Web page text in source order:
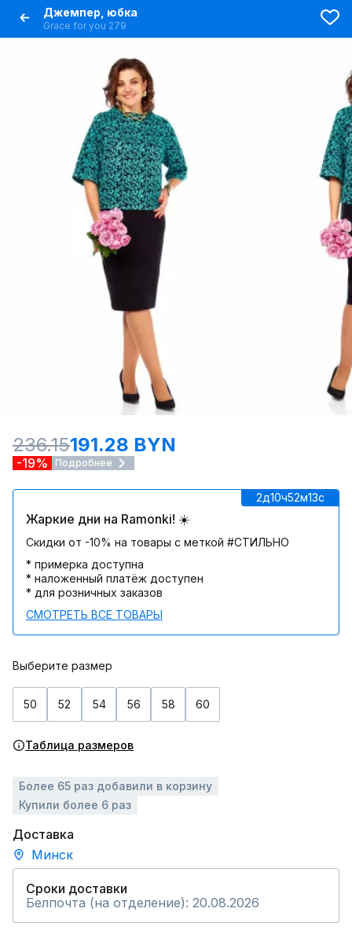
Джемпер, юбка
Grace for you 279
236.15191.28 BYN
-19% Подробнее
2д10ч52м13c
Жаркие дни на Ramonki! ☀️
Скидки от -10% на товары с меткой #СТИЛЬНО
* примерка доступна
* наложенный платёж доступен
* для розничных заказов
СМОТРЕТЬ ВСЕ ТОВАРЫ
Выберите размер
50 52 54 56 58 60
Таблица размеров
Более 65 раз добавили в корзину
Купили более 6 раз
Доставка
Минск
Сроки доставки
Белпочта (на отделение): 20.08.2026